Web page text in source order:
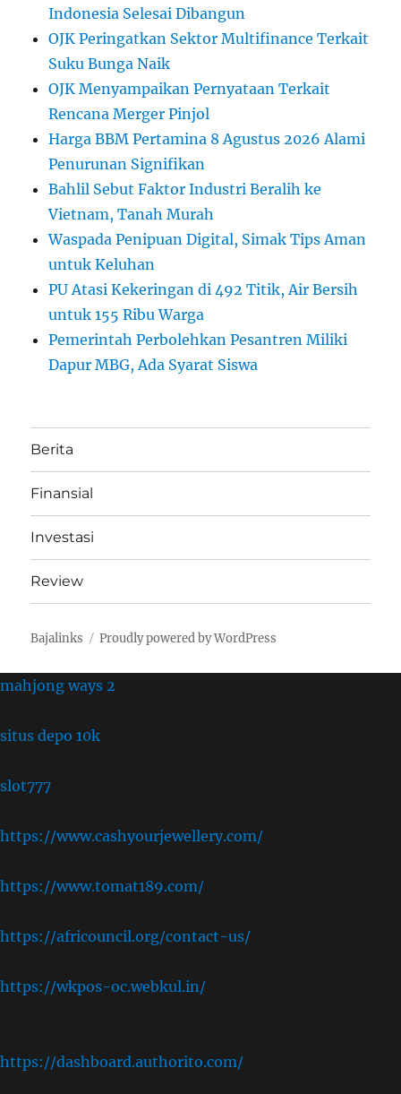
Indonesia Selesai Dibangun
OJK Peringatkan Sektor Multifinance Terkait
Suku Bunga Naik
OJK Menyampaikan Pernyataan Terkait
Rencana Merger Pinjol
Harga BBM Pertamina 8 Agustus 2026 Alami
Penurunan Signifikan
Bahlil Sebut Faktor Industri Beralih ke
Vietnam, Tanah Murah
Waspada Penipuan Digital, Simak Tips Aman
untuk Keluhan
PU Atasi Kekeringan di 492 Titik, Air Bersih
untuk 155 Ribu Warga
Pemerintah Perbolehkan Pesantren Miliki
Dapur MBG, Ada Syarat Siswa
Berita
Finansial
Investasi
Review
Bajalinks Proudly powered by WordPress
mahjong ways 2
situs depo 10k
slot777
https://www.cashyourjewellery.com/
https://www.tomat189.com/
https://africouncil.org/contact-us/
https://wkpos-oc.webkul.in/
https://dashboard.authorito.com/